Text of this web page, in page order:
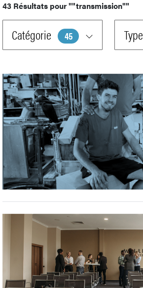
43 Résultats pour""transmission""
Catégorie 45 Type